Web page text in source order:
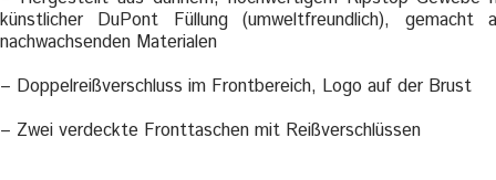
künstlicher DuPont Füllung (umweltfreundlich), gemacht
nachwachsenden Materialen
– Doppelreißverschluss im Frontbereich, Logo auf der Brust
– Zwei verdeckte Fronttaschen mit Reißverschlüssen